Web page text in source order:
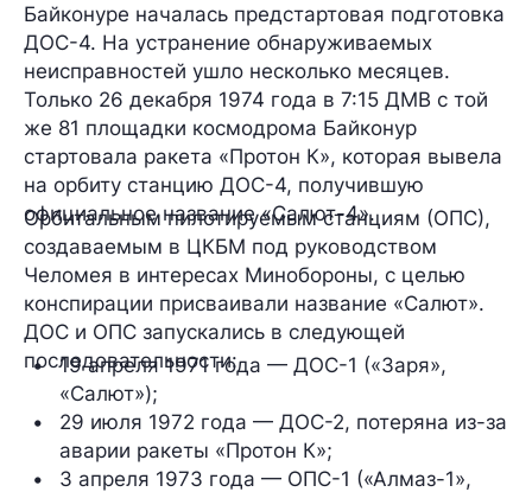
Байконуре началась предстартовая подготовка
ДОС-4. На устранение обнаруживаемых
неисправностей ушло несколько месяцев.
Только 26 декабря 1974 года в 7:15 ДМВ с той
же 81 площадки космодрома Байконур
стартовала ракета «Протон К», которая вывела
на орбиту станцию ДОС-4, получившую
официальное название «Салют-4».
Орбитальным пилотируемым станциям (ОПС),
создаваемым в ЦКБМ под руководством
Челомея в интересах Минобороны, с целью
конспирации присваивали название «Салют».
ДОС и ОПС запускались в следующей
последовательности:
19 апреля 1971 года — ДОС-1 («Заря»,
«Салют»);
29 июля 1972 года — ДОС-2, потеряна из-за
аварии ракеты «Протон К»;
3 апреля 1973 года — ОПС-1 («Алмаз-1»,